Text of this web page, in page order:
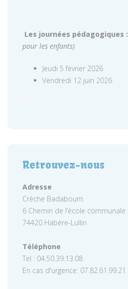
Les journées pédagogiques :
pour les enfants)
Jeudi 5 février 2026
Vendredi 12 juin 2026
Retrouvez-nous
Adresse
Crèche Badaboum
6 Chemin de l’école communale
74420 Habère-Lullin
Téléphone
Tel : 04.50.39.13.08
En cas d'urgence: 07.82.61.99.21